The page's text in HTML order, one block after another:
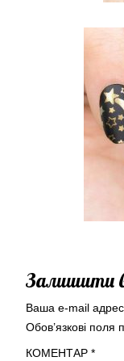
Залишити
Ваша e-mail
Обов’язкові поля
КОМЕНТАР *